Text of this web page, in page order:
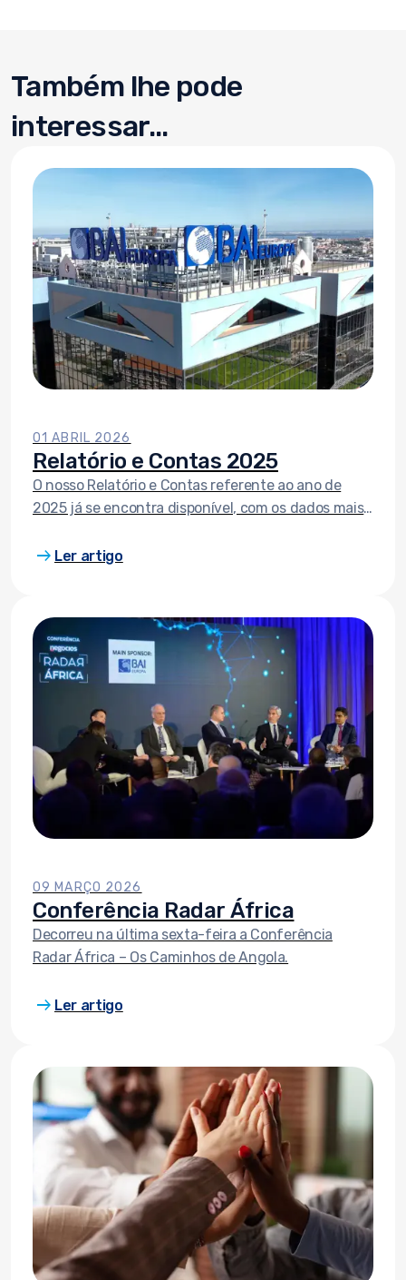
Também lhe pode
interessar...
01 ABRIL 2026
Relatório e Contas 2025
O nosso Relatório e Contas referente ao ano de
2025 já se encontra disponível, com os dados mais
organizacional, entre outros.
arrow_right_alt Ler artigo
09 MARÇO 2026
Conferência Radar África
Decorreu na última sexta-feira a Conferência
Radar África – Os Caminhos de Angola.
arrow_right_alt Ler artigo